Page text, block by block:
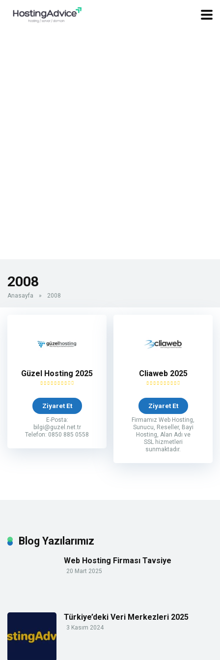
2008
Anasayfa » 2008
Güzel Hosting 2025
Ziyaret Et
E-Posta:
bilgi@guzel.net.tr
Telefon: 0850 885 0558
Cliaweb 2025
Ziyaret Et
Firmamız Web Hosting,
Sunucu, Reseller, Bayi
Hosting, Alan Adı ve
SSL hizmetleri
sunmaktadır.
Blog Yazılarımız
Web Hosting Firması Tavsiye
20 Mart 2025
Türkiye’deki Veri Merkezleri 2025
3 Kasım 2024